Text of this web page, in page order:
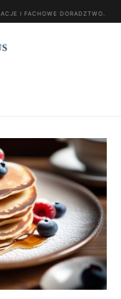
I FACHOWE DORADZTWO.